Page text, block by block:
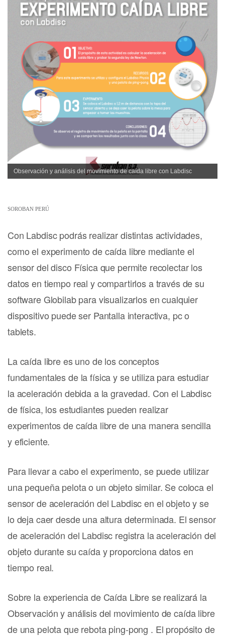
Observación y análisis del movimiento de caída libre con Labdisc
SOROBAN PERÚ
Con Labdisc podrás realizar distintas actividades,
como el experimento de caída libre mediante el
sensor del disco Física que permite recolectar los
datos en tiempo real y compartirlos a través de su
software Globilab para visualizarlos en cualquier
dispositivo puede ser Pantalla interactiva, pc o
tablets.
La caída libre es uno de los conceptos
fundamentales de la física y se utiliza para estudiar
la aceleración debida a la gravedad. Con el Labdisc
de física, los estudiantes pueden realizar
experimentos de caída libre de una manera sencilla
y eficiente.
Para llevar a cabo el experimento, se puede utilizar
una pequeña pelota o un objeto similar. Se coloca el
sensor de aceleración del Labdisc en el objeto y se
lo deja caer desde una altura determinada. El sensor
de aceleración del Labdisc registra la aceleración del
objeto durante su caída y proporciona datos en
tiempo real.
Sobre la experiencia de Caída Libre se realizará la
Observación y análisis del movimiento de caída libre
de una pelota que rebota ping-pong . El propósito de